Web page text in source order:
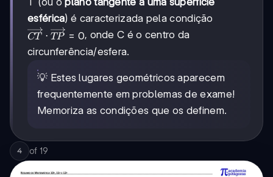
esférica) é caracterizada pela condição
\overrightarrow{CT}
\cdot
\overrightarrow{TP}
= 0
CT ⋅ TP = 0, onde C é o centro da
circunferência/esfera.
💡 Estes lugares geométricos aparecem
frequentemente em problemas de exame!
Memoriza as condições que os definem.
4 of 19